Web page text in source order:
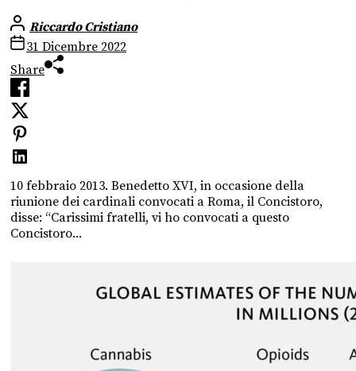
Riccardo Cristiano
31 Dicembre 2022
Share
10 febbraio 2013. Benedetto XVI, in occasione della
riunione dei cardinali convocati a Roma, il Concistoro,
disse: “Carissimi fratelli, vi ho convocati a questo
Concistoro...